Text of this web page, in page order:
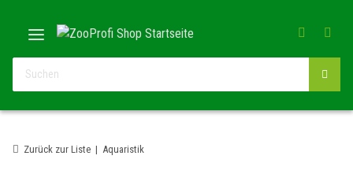
Zurück zur Liste Aquaristik